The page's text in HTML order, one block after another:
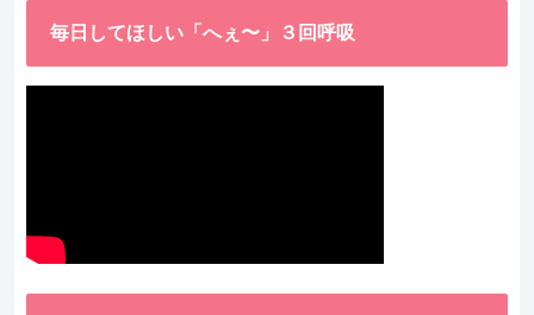
毎日してほしい「へぇ〜」３回呼吸